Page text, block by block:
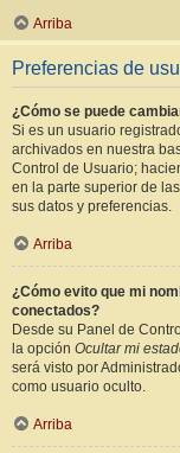
Arriba
Preferencias de
¿Cómo se puede
Si es un usuario
archivados en nuestra
Control de Usuario;
en la parte superior de
sus datos y preferencias.
Arriba
¿Cómo evito que mi
conectados?
Desde su Panel de
la opción Ocultar mi
será visto por
como usuario oculto.
Arriba